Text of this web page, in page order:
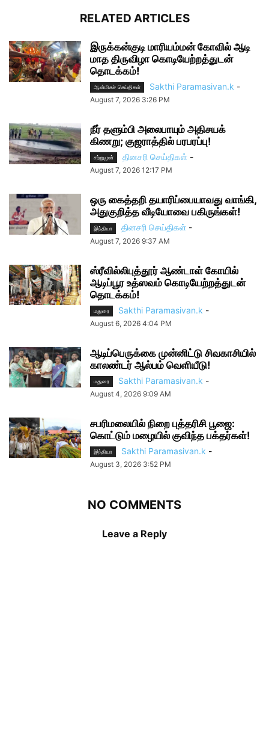
RELATED ARTICLES
இருக்கன்குடி மாரியம்மன் கோவில் ஆடி
மாத திருவிழா கொடியேற்றத்துடன்
தொடக்கம்!
ஆன்மிகச் செய்திகள் Sakthi Paramasivan.k -
August 7, 2026 3:26 PM
நீர் தளும்பி அலைபாயும் அதிசயக்
கிணறு; குஜராத்தில் பரபரப்பு!
சற்றுமுன் தினசரி செய்திகள் -
August 7, 2026 12:17 PM
ஒரு கைத்தறி தயாரிப்பையாவது வாங்கி,
அதுகுறித்த வீடியோவை பகிருங்கள்!
இந்தியா தினசரி செய்திகள் -
August 7, 2026 9:37 AM
ஸ்ரீவில்லிபுத்தூர் ஆண்டாள் கோயில்
ஆடிப்பூர உத்ஸவம் கொடியேற்றத்துடன்
தொடக்கம்!
மதுரை Sakthi Paramasivan.k -
August 6, 2026 4:04 PM
ஆடிப்பெருக்கை முன்னிட்டு சிவகாசியில்
காலண்டர் ஆல்பம் வெளியீடு!
மதுரை Sakthi Paramasivan.k -
August 4, 2026 9:09 AM
சபரிமலையில் நிறை புத்தரிசி பூஜை:
கொட்டும் மழையில் குவிந்த பக்தர்கள்!
இந்தியா Sakthi Paramasivan.k -
August 3, 2026 3:52 PM
NO COMMENTS
Leave a Reply